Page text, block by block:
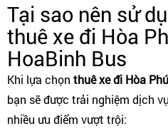
Tại sao nên sử
thuê xe đi Hòa
HoaBinh Bus
Khi lựa chọn thuê xe đi Hòa
bạn sẽ được trải nghiệm dịch
nhiều ưu điểm vượt trội: